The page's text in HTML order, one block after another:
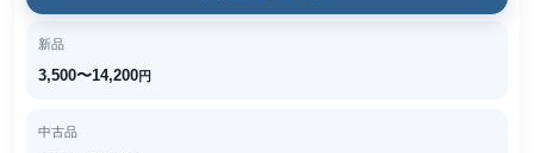
新品
3,500〜14,200円
中古品